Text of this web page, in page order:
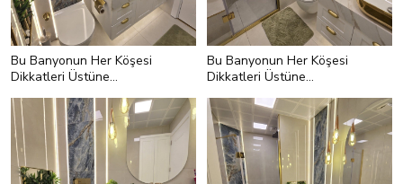
Bu Banyonun Her Köşesi
Dikkatleri Üstüne
Bu Banyonun Her Köşesi
Dikkatleri Üstüne